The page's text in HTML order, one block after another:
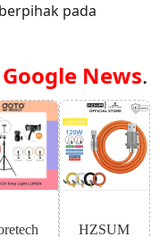
pada
Google News.
HZSUM